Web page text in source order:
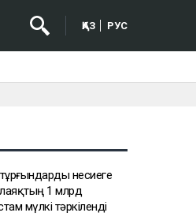
ҚАЗ РУС
тұрғындарды несиеге
1 млрд
мүлкі тәркіленді